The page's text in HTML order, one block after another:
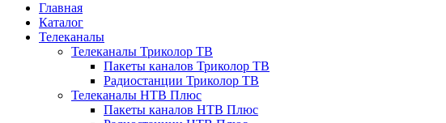
Главная
Каталог
Телеканалы
Телеканалы Триколор ТВ
Пакеты каналов Триколор ТВ
Радиостанции Триколор ТВ
Телеканалы НТВ Плюс
Пакеты каналов НТВ Плюс